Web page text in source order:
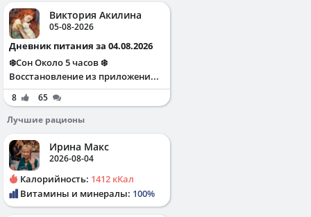
Виктория Акилина
05-08-2026
Дневник питания за 04.08.2026
❄️Сон Около 5 часов ❄️
Восстановление из приложени...
8
65
Лучшие рационы
Ирина Макс
2026-08-04
Калорийность: 1412 кКал
Витамины и минералы: 100%